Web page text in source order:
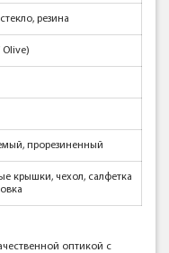
резина
Olive)
прорезиненный
крышки, чехол, салфетка
оптикой с